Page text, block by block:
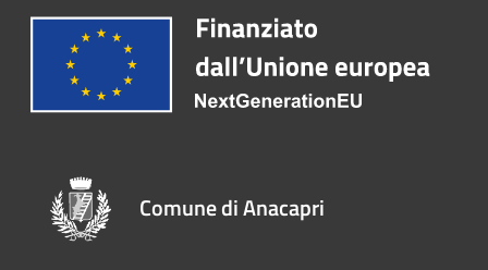
Comune di Anacapri